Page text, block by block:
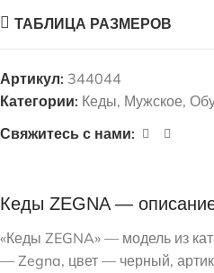
ТАБЛИЦА РАЗМЕРОВ
Артикул: 344044
Категории: Кеды, Мужское,
Свяжитесь с нами:
Кеды ZEGNA —
«Кеды ZEGNA» — модель из
— Zegna, цвет — черный,